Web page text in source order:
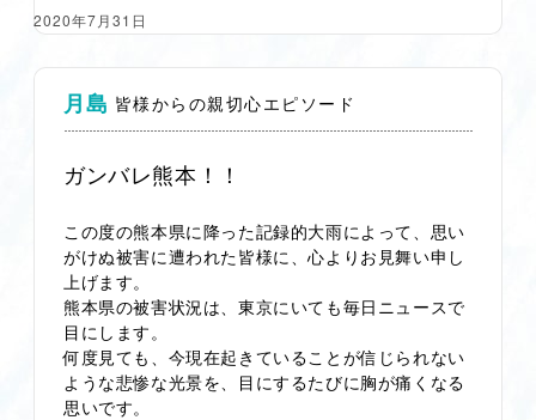
2020年7月31日
月島 皆様からの親切心エピソード
ガンバレ熊本！！
この度の熊本県に降った記録的大雨によって、思い
がけぬ被害に遭われた皆様に、心よりお見舞い申し
上げます。
熊本県の被害状況は、東京にいても毎日ニュースで
目にします。
何度見ても、今現在起きていることが信じられない
ような悲惨な光景を、目にするたびに胸が痛くなる
思いです。